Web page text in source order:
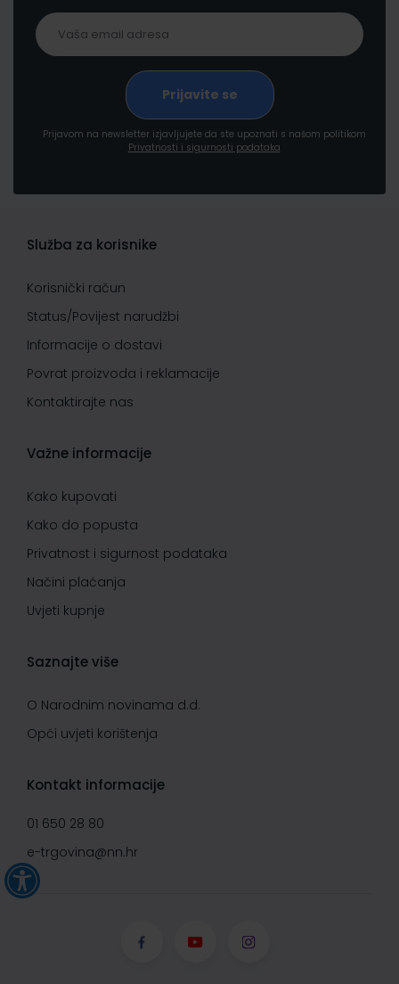
Prijavom na newsletter izjavljujete da ste upoznati s našom politikom
Privatnosti i sigurnosti podataka
Služba za korisnike
Korisnički račun
Status/Povijest narudžbi
Informacije o dostavi
Povrat proizvoda i reklamacije
Kontaktirajte nas
Važne informacije
Kako kupovati
Kako do popusta
Privatnost i sigurnost podataka
Načini plaćanja
Uvjeti kupnje
Saznajte više
O Narodnim novinama d.d.
Opći uvjeti korištenja
Kontakt informacije
01 650 28 80
e-trgovina@nn.hr